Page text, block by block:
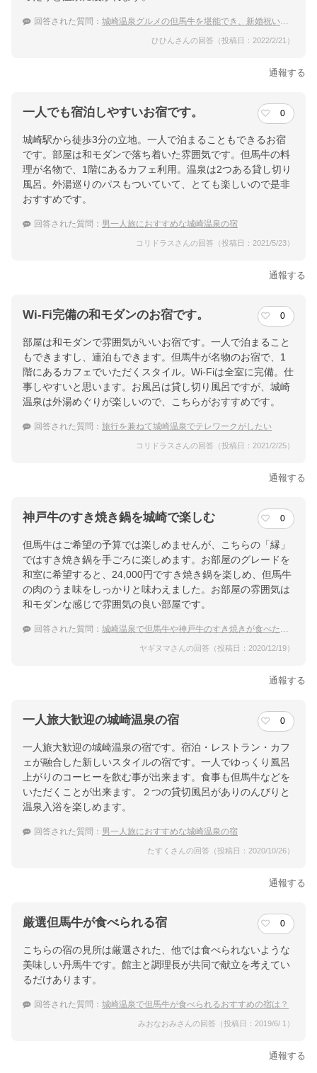
回答された質問： 城崎温泉グルメの但馬牛を堪能でき、新婚祝いもできる贅沢な温泉旅館
ひひんさんの回答（投稿日：2022/2/21）
通報する
一人でも宿泊しやすいお宿です。 0
城崎駅から徒歩3分の立地。一人で泊まることもできるお宿
です。部屋は和モダンで落ち着いた雰囲気です。但馬牛の料
理が名物で、1階にあるカフェ利用。温泉は2つある貸し切り
風呂。外湯巡りのパスもついていて、とても楽しいので是非
おすすめです。
回答された質問： 男一人旅におすすめな城崎温泉の宿
コリドラスさんの回答（投稿日：2021/5/23）
通報する
Wi-Fi完備の和モダンのお宿です。 0
部屋は和モダンで雰囲気がいいお宿です。一人で泊まること
もできますし、連泊もできます。但馬牛が名物のお宿で、1
階にあるカフェでいただくスタイル。Wi-Fiは全室に完備。仕
事しやすいと思います。お風呂は貸し切り風呂ですが、城崎
温泉は外湯めぐりが楽しいので、こちらがおすすめです。
回答された質問： 旅行を兼ねて城崎温泉でテレワークがしたい
コリドラスさんの回答（投稿日：2021/2/25）
通報する
神戸牛のすき焼き鍋を城崎で楽しむ 0
但馬牛はご希望の予算では楽しめませんが、こちらの「縁」
ではすき焼き鍋を手ごろに楽しめます。お部屋のグレードを
和室に希望すると、24,000円ですき焼き鍋を楽しめ、但馬牛
の肉のうま味をしっかりと味わえました。お部屋の雰囲気は
和モダンな感じで雰囲気の良い部屋です。
回答された質問： 城崎温泉で但馬牛や神戸牛のすき焼きが食べたい！料理がおいしい宿をおしえて。
ヤギヌマさんの回答（投稿日：2020/12/19）
通報する
一人旅大歓迎の城崎温泉の宿 0
一人旅大歓迎の城崎温泉の宿です。宿泊・レストラン・カフ
ェが融合した新しいスタイルの宿です。一人でゆっくり風呂
上がりのコーヒーを飲む事が出来ます。食事も但馬牛などを
いただくことが出来ます。２つの貸切風呂がありのんびりと
温泉入浴を楽しめます。
回答された質問： 男一人旅におすすめな城崎温泉の宿
たすくさんの回答（投稿日：2020/10/26）
通報する
厳選但馬牛が食べられる宿 0
こちらの宿の見所は厳選された、他では食べられないような
美味しい丹馬牛です。館主と調理長が共同で献立を考えてい
るだけあります。
回答された質問： 城崎温泉で但馬牛が食べられるおすすめの宿は？
みおなおみさんの回答（投稿日：2019/6/ 1）
通報する